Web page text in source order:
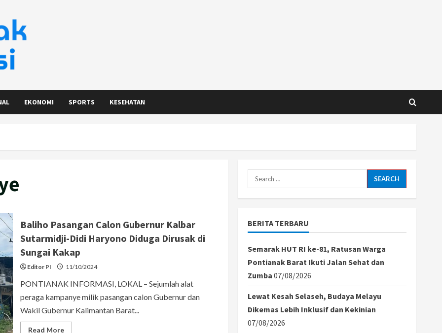
EKONOMI SPORTS KESEHATAN
Baliho Pasangan Calon Gubernur Kalbar
Sutarmidji-Didi Haryono Diduga Dirusak di
Sungai Kakap
Editor PI 11/10/2024
PONTIANAK INFORMASI, LOKAL – Sejumlah alat
peraga kampanye milik pasangan calon Gubernur dan
Wakil Gubernur Kalimantan Barat...
Read MoreRead
Search
for:
BERITA TERBARU
Semarak HUT RI ke-81, Ratusan Warga
Pontianak Barat Ikuti Jalan Sehat dan
Zumba 07/08/2026
Lewat Kesah Selaseh, Budaya Melayu
Dikemas Lebih Inklusif dan Kekinian
07/08/2026